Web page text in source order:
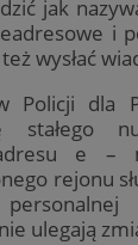
jak
i
wysłać
Policji dla
stałego
e –
rejonu
ulegają